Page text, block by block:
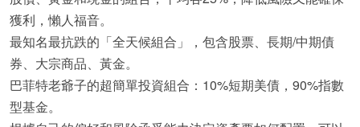
獲利，懶人福音。
最知名最抗跌的「全天候組合」，包含股票、長期/中期債
券、大宗商品、黃金。
巴菲特老爺子的超簡單投資組合：10%短期美債，90%指數
型基金。